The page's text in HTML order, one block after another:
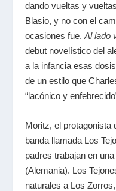
dando vueltas y
Blasio, y no con el
ocasiones fue.Al lado
debut novelístico del
a la infancia esas
de un estilo que
“lacónico y
Moritz, el protagonista
banda llamada Los
padres trabajan en
(Alemania). Los
naturales a Los